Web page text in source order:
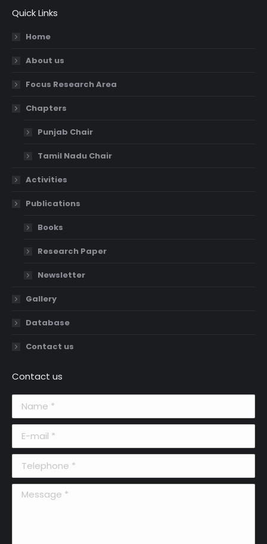
Quick Links
Home
About us
Focus Research Area
Chapters
Punjab Chair
Tamil Nadu Chair
Activities
Publications
Books
Research Paper
Newsletter
Gallery
Database
Contact us
Contact us
Telephone *
Message *